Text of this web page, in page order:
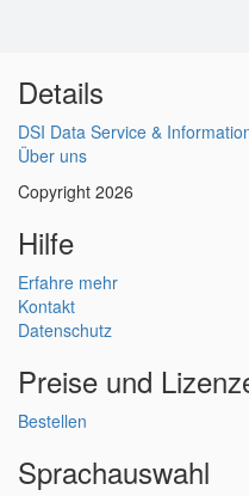
Details
DSI Data Service &
Über uns
Copyright 2026
Hilfe
Erfahre mehr
Kontakt
Datenschutz
Preise und
Bestellen
Sprachauswahl